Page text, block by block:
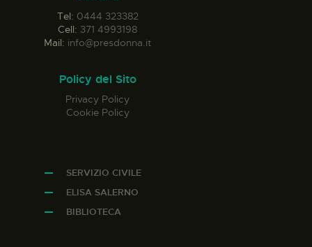
Tel: 0444 323382
Cell: 371 4993198
Mail: info@presdonna.it
Policy del Sito
Privacy Policy
Cookie Policy
SERVIZIO CIVILE
ELISA SALERNO
BIBLIOTECA